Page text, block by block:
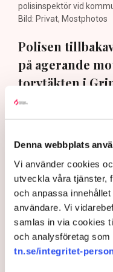
Denna webbplats
Vi använder cookies
utveckla våra tjänster,
och anpassa
användare. Vi
samlas in via cookies
och analysföretag
tn.se/integritet-
polisinspektör vid
Bild: Privat, Mostphotos
Polisen
på agerande
torvtäkten i
både
gripanden”,
polisinspektör i
Torvtäkten i Grimsås i
juli stoppats av
efter att aktivister har
Neovas maskiner,
ogräsfrön över täkten.